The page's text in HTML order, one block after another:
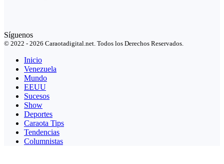
Síguenos
© 2022 - 2026 Caraotadigital.net. Todos los Derechos Reservados.
Inicio
Venezuela
Mundo
EEUU
Sucesos
Show
Deportes
Caraota Tips
Tendencias
Columnistas